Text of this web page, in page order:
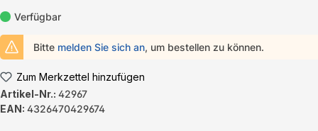
Verfügbar
Bitte melden Sie sich an, um bestellen zu können.
Zum Merkzettel hinzufügen
Artikel-Nr.: 42967
EAN: 4326470429674